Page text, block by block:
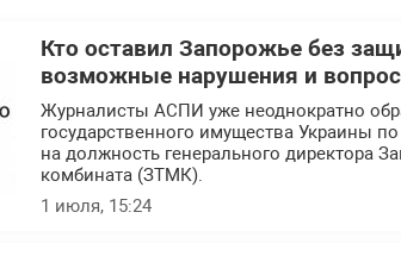
Кто оставил Запорожье без
возможные нарушения и
Журналисты АСПИ уже неоднократно
государственного имущества Украины
на должность генерального директора
комбината (ЗТМК).
1 июля, 15:24